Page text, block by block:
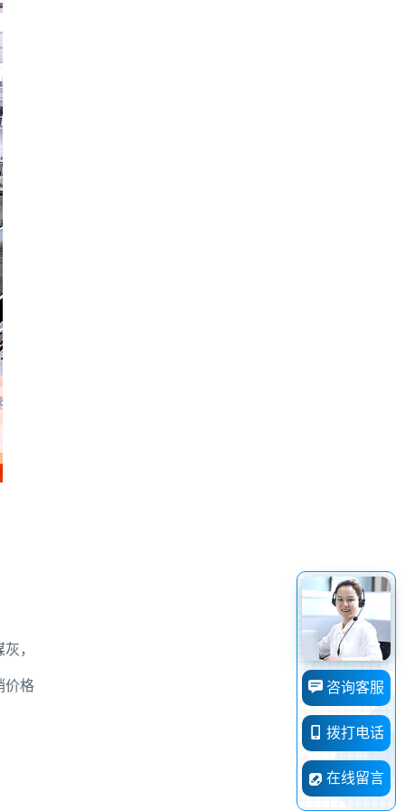
，
价格 咨询客服
拨打电话
在线留言